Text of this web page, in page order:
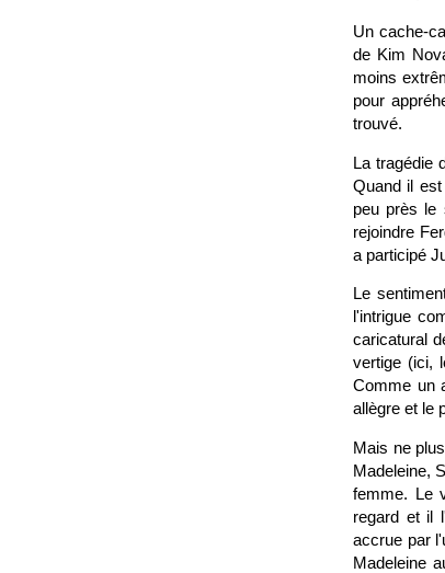
Un cache-
de Kim
moins
pour
trouvé.
La tragédie
Quand il
peu près le
rejoindre
a participé
Le
l'intrigue
caricatural
vertige (ici,
Comme un
allègre et le
Mais ne
Madeleine,
femme. Le
regard et il
accrue par
Madeleine